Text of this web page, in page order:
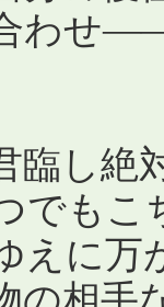
わせ
し絶
でもこ
えに万